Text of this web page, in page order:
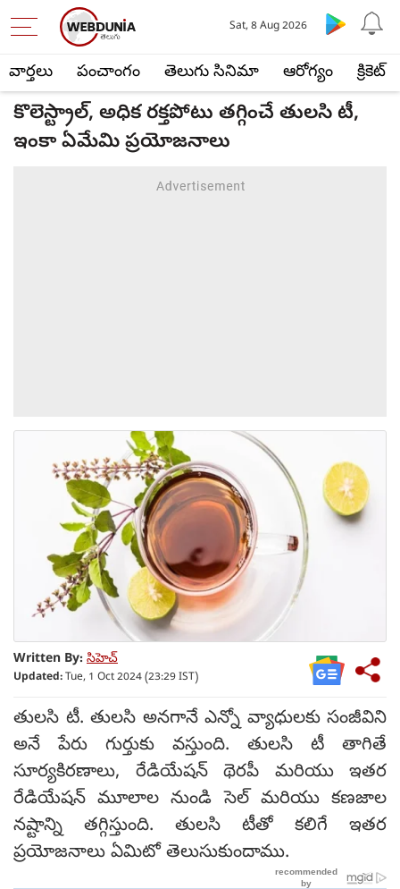
వార్తలు పంచాంగం తెలుగు సినిమా ఆరోగ్యం క్రికెట్
Sat, 8 Aug 2026
కొలెస్ట్రాల్, అధిక రక్తపోటు తగ్గించే తులసి టీ,
ఇంకా ఏమేమి ప్రయోజనాలు
Written By: సిహెచ్
Updated:Tue, 1 Oct 2024 (23:29 IST)
తులసి టీ. తులసి అనగానే ఎన్నో వ్యాధులకు సంజీవిని
అనే పేరు గుర్తుకు వస్తుంది. తులసి టీ తాగితే
సూర్యకిరణాలు, రేడియేషన్ థెరపీ మరియు ఇతర
రేడియేషన్ మూలాల నుండి సెల్ మరియు కణజాల
నష్టాన్ని తగ్గిస్తుంది. తులసి టీతో కలిగే ఇతర
ప్రయోజనాలు ఏమిటో తెలుసుకుందాము.